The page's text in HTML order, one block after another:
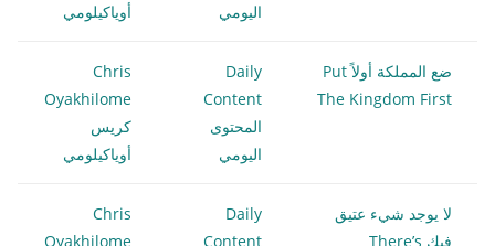
اليومي
أوياكيلومي
ضع المملكة أولاً Put
The Kingdom First
Daily
Content
المحتوى
اليومي
Chris
Oyakhilome
كريس
أوياكيلومي
لا يوجد شيء عتيق
فيك There’s
Daily
Content
Chris
Oyakhilome